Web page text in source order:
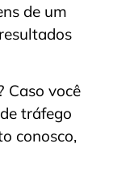
de um
Caso você
tráfego
conosco,